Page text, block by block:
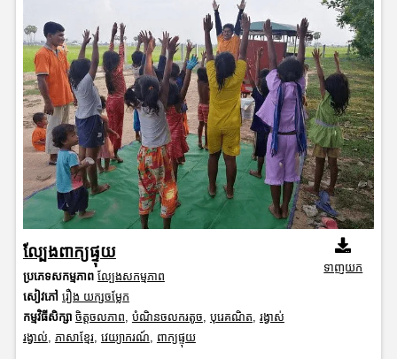
ល្បែងពាក្យផ្ទុយ
ប្រភេទសកម្មភាព ល្បែងសកម្មភាព
សៀវភៅ រឿង យក្សចម្លែក
កម្មវិធីសិក្សា ចិត្តចលភាព បំណិនចលករតូច បុរេគណិត រង្វាស់
រង្វាល់ ភាសាខ្មែរ, វេយ្យាករណ៍ ពាក្យផ្ទុយ
ទាញយក